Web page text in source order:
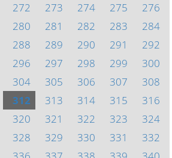
272 273 274 275
276
280 281 282 283
284
288 289 290 291
292
296 297 298 299
300
304 305 306 307
308
312 313 314 315
316
320 321 322 323
324
328 329 330 331
332